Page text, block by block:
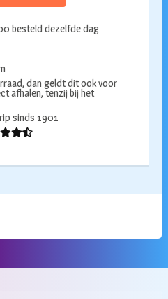
besteld dezelfde dag
dan geldt dit ook voor
afhalen, tenzij bij het
sinds 1901